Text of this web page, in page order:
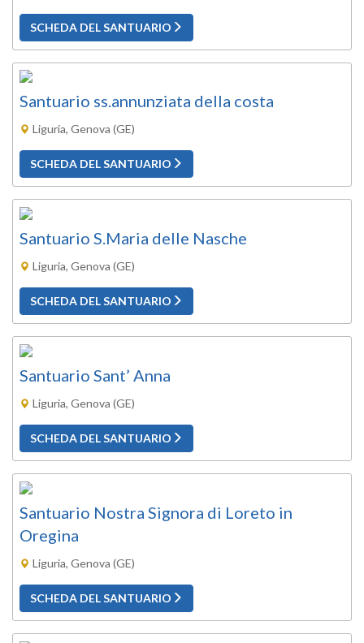
SCHEDA DEL SANTUARIO
Santuario ss.annunziata della costa
Liguria, Genova (GE)
SCHEDA DEL SANTUARIO
Santuario S.Maria delle Nasche
Liguria, Genova (GE)
SCHEDA DEL SANTUARIO
Santuario Sant’ Anna
Liguria, Genova (GE)
SCHEDA DEL SANTUARIO
Santuario Nostra Signora di Loreto in
Oregina
Liguria, Genova (GE)
SCHEDA DEL SANTUARIO